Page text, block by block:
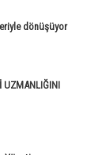
dönüşüyor
UZMANLIĞINI